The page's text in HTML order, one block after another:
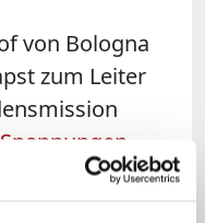
von Bologna
zum Leiter
Spannungen
abzubauen